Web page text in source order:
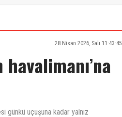
28 Nisan 2026, Salı 11:43:45
günkü uçuşuna kadar yalnız